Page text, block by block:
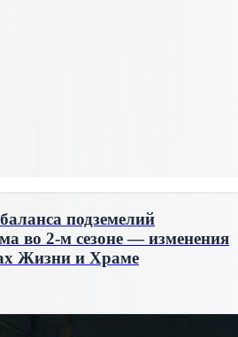
подземелий
во 2-м сезоне — изменения
Жизни и Храме